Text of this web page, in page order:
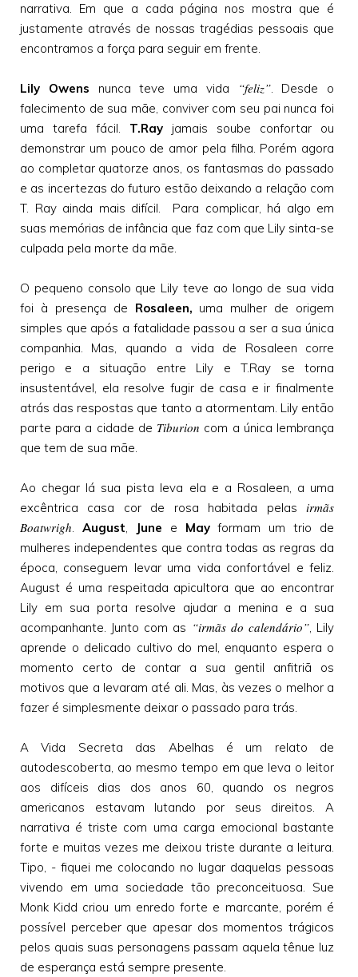
narrativa. Em que a cada página nos mostra que é
justamente através de nossas tragédias pessoais que
encontramos a força para seguir em frente.
Lily Owens nunca teve uma vida “feliz”. Desde o
falecimento de sua mãe, conviver com seu pai nunca foi
uma tarefa fácil. T.Ray jamais soube confortar ou
demonstrar um pouco de amor pela filha. Porém agora
ao completar quatorze anos, os fantasmas do passado
e as incertezas do futuro estão deixando a relação com
T. Ray ainda mais difícil. Para complicar, há algo em
suas memórias de infância que faz com que Lily sinta-se
culpada pela morte da mãe.
O pequeno consolo que Lily teve ao longo de sua vida
foi à presença de Rosaleen, uma mulher de origem
simples que após a fatalidade passou a ser a sua única
companhia. Mas, quando a vida de Rosaleen corre
perigo e a situação entre Lily e T.Ray se torna
insustentável, ela resolve fugir de casa e ir finalmente
atrás das respostas que tanto a atormentam. Lily então
parte para a cidade de Tiburion com a única lembrança
que tem de sua mãe.
Ao chegar lá sua pista leva ela e a Rosaleen, a uma
excêntrica casa cor de rosa habitada pelas irmãs
Boatwrigh. August, June e Mayformam um trio de
mulheres independentes que contra todas as regras da
época, conseguem levar uma vida confortável e feliz.
August é uma respeitada apicultora que ao encontrar
Lily em sua porta resolve ajudar a menina e a sua
acompanhante. Junto com as “irmãs do calendário”, Lily
aprende o delicado cultivo do mel, enquanto espera o
momento certo de contar a sua gentil anfitriã os
motivos que a levaram até ali. Mas, às vezes o melhor a
fazer é simplesmente deixar o passado para trás.
A Vida Secreta das Abelhas é um relato de
autodescoberta, ao mesmo tempo em que leva o leitor
aos difíceis dias dos anos 60, quando os negros
americanos estavam lutando por seus direitos. A
narrativa é triste com uma carga emocional bastante
forte e muitas vezes me deixou triste durante a leitura.
Tipo, - fiquei me colocando no lugar daquelas pessoas
vivendo em uma sociedade tão preconceituosa. Sue
Monk Kidd criou um enredo forte e marcante, porém é
possível perceber que apesar dos momentos trágicos
pelos quais suas personagens passam aquela tênue luz
de esperança está sempre presente.